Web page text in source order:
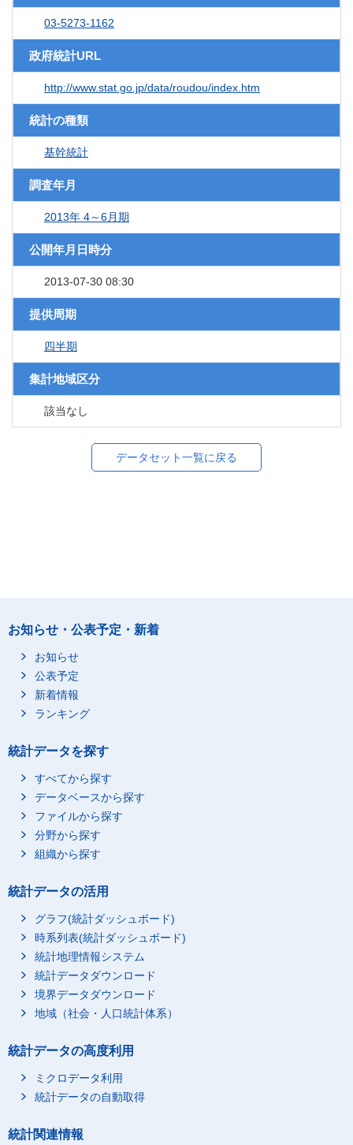
03-5273-1162
政府統計URL
http://www.stat.go.jp/data/roudou/index.htm
統計の種類
基幹統計
調査年月
2013年 4～6月期
公開年月日時分
2013-07-30 08:30
提供周期
四半期
集計地域区分
該当なし
データセット一覧に戻る
お知らせ・公表予定・新着
お知らせ
公表予定
新着情報
ランキング
統計データを探す
すべてから探す
データベースから探す
ファイルから探す
分野から探す
組織から探す
統計データの活用
グラフ(統計ダッシュボード)
時系列表(統計ダッシュボード)
統計地理情報システム
統計データダウンロード
境界データダウンロード
地域（社会・人口統計体系）
統計データの高度利用
ミクロデータ利用
統計データの自動取得
統計関連情報